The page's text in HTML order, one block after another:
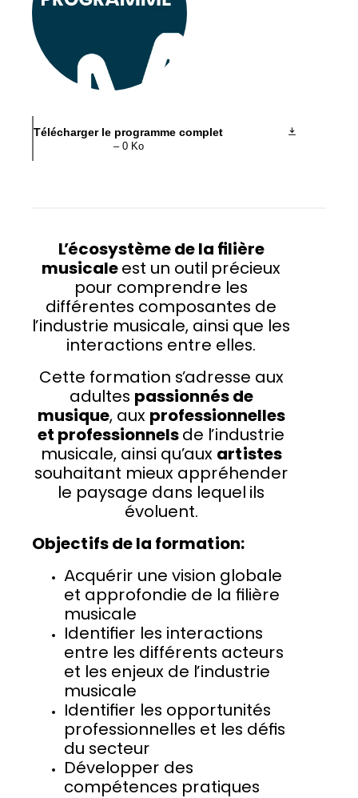
Télécharger le programme complet
– 0 Ko
L’écosystème de la filière
musicale est un outil précieux
pour comprendre les
différentes composantes de
l’industrie musicale, ainsi que les
interactions entre elles.
Cette formation s’adresse aux
adultes passionnés de
musique, aux professionnelles
et professionnels de l’industrie
musicale, ainsi qu’aux artistes
souhaitant mieux appréhender
le paysage dans lequel ils
évoluent.
Objectifs de la formation:
Acquérir une vision globale
et approfondie de la filière
musicale
Identifier les interactions
entre les différents acteurs
et les enjeux de l’industrie
musicale
Identifier les opportunités
professionnelles et les défis
du secteur
Développer des
compétences pratiques